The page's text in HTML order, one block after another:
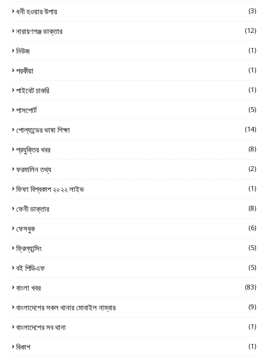
ধনী হওয়ার উপায় (3)
নারায়ণগঞ্জ ডাক্তার (12)
নিউজ (1)
পরকীয়া (1)
পাইবেট চাকরি (1)
পাসপোর্ট (5)
পোল্যান্ডের ভাষা শিক্ষা (14)
প্রযুক্তির খবর (8)
ফরমালিন তথ্য (2)
ফিফা বিশ্বকাপ ২০২২ লাইভ (1)
ফেনী ডাক্তার (8)
ফেসবুক (6)
ফ্রিল্যান্সিং (5)
বই পিডিএফ (5)
বাংলা খবর (83)
বাংলাদেশের সকল থানার মোবাইল নাম্বার (9)
বাংলাদেশের সব থানা (1)
বিকাশ (1)